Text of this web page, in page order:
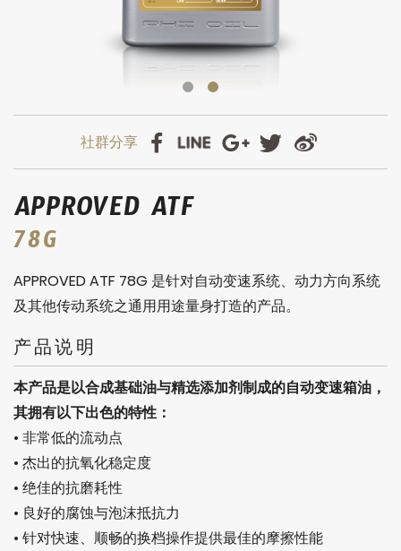
APPROVED ATF
78G
APPROVED ATF 78G 是针对自动变速系统、动力方向系统
及其他传动系统之通用用途量身打造的产品。
产品说明
本产品是以合成基础油与精选添加剂制成的自动变速箱油，
其拥有以下出色的特性：
• 非常低的流动点
• 杰出的抗氧化稳定度
• 绝佳的抗磨耗性
• 良好的腐蚀与泡沫抵抗力
• 针对快速、顺畅的换档操作提供最佳的摩擦性能